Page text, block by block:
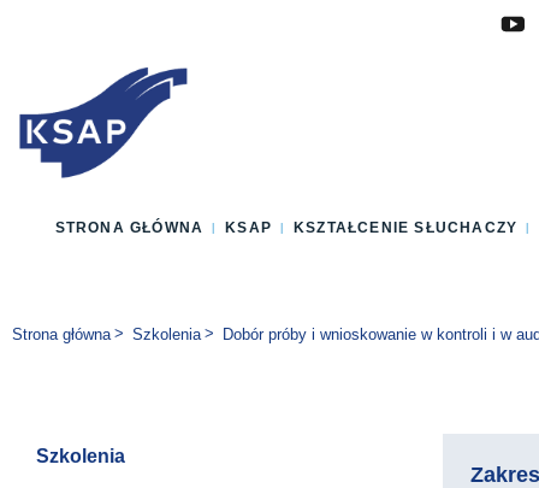
STRONA GŁÓWNA KSAP KSZTAŁCENIE SŁUCHACZY
Jesteś tutaj:
Strona główna Szkolenia Dobór próby i wnioskowanie w kontroli i w
Szkolenia
Zakres